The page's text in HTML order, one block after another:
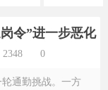
令”进一步恶化
2348 0
通勤挑战。一方